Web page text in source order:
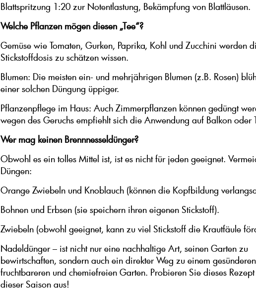
Blattspritzung 1:20 zur Notentlastung, Bekämpfung von Blattläusen.
Welche Pflanzen mögen diesen „Tee“?
Gemüse wie Tomaten, Gurken, Paprika, Kohl und Zucchini werden
Stickstoffdosis zu schätzen wissen.
Blumen: Die meisten ein- und mehrjährigen Blumen (z.B. Rosen)
einer solchen Düngung üppiger.
Pflanzenpflege im Haus: Auch Zimmerpflanzen können gedüngt
wegen des Geruchs empfiehlt sich die Anwendung auf Balkon oder
Wer mag keinen Brennnesseldünger?
Obwohl es ein tolles Mittel ist, ist es nicht für jeden geeignet.
Düngen:
Orange Zwiebeln und Knoblauch (können die Kopfbildung
Bohnen und Erbsen (sie speichern ihren eigenen Stickstoff).
Zwiebeln (obwohl geeignet, kann zu viel Stickstoff die Krautfäule
Nadeldünger – ist nicht nur eine nachhaltige Art, seinen Garten zu
bewirtschaften, sondern auch ein direkter Weg zu einem
fruchtbareren und chemiefreien Garten. Probieren Sie dieses
dieser Saison aus!